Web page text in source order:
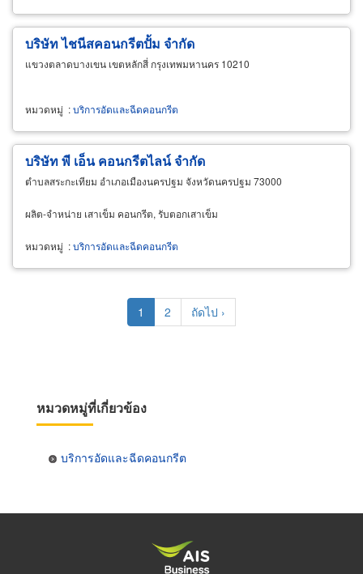
บริษัท ไชนีสคอนกรีตปั้ม จำกัด
แขวงตลาดบางเขน เขตหลักสี่ กรุงเทพมหานคร 10210
หมวดหมู่ :บริการอัดและฉีดคอนกรีต
บริษัท พี เอ็น คอนกรีตไลน์ จำกัด
ตำบลสระกะเทียม อำเภอเมืองนครปฐม จังหวัดนครปฐม 73000
ผลิต-จำหน่าย เสาเข็ม คอนกรีต, รับตอกเสาเข็ม
หมวดหมู่ :บริการอัดและฉีดคอนกรีต
Current
page
1 Page
2
Next
page
ถัดไป ›
หมวดหมู่ที่เกี่ยวข้อง
บริการอัดและฉีดคอนกรีต